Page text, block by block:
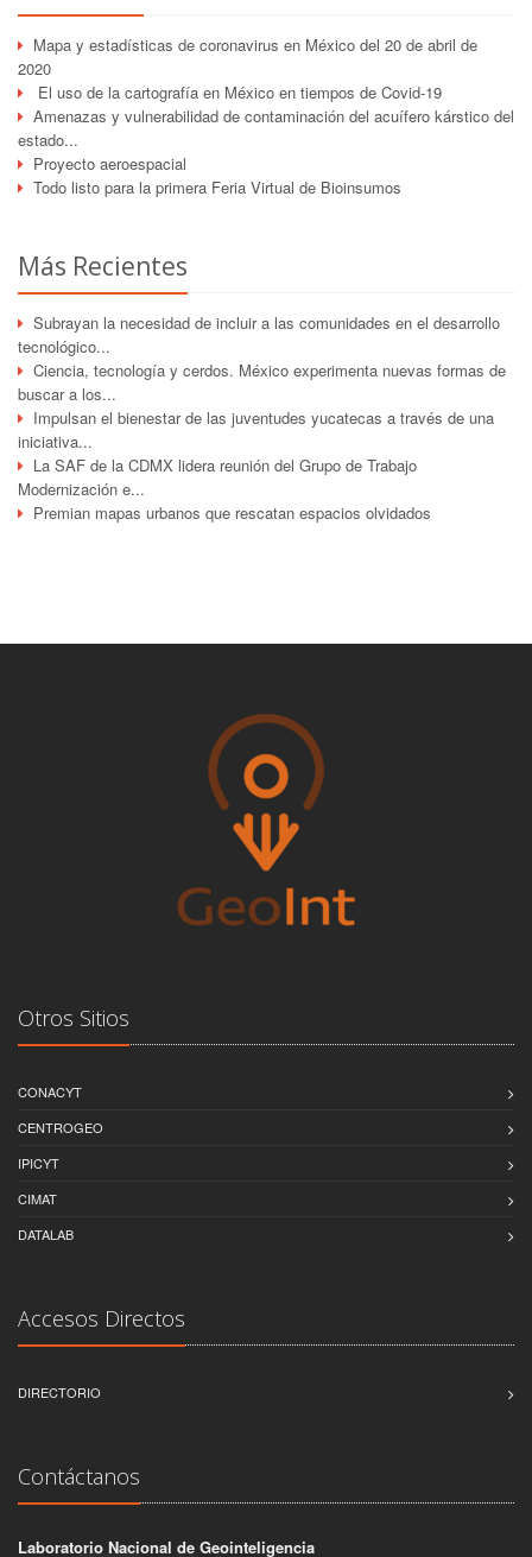
Mapa y estadísticas de coronavirus en México del 20 de abril de
2020
El uso de la cartografía en México en tiempos de Covid-19
Amenazas y vulnerabilidad de contaminación del acuífero kárstico del
estado...
Proyecto aeroespacial
Todo listo para la primera Feria Virtual de Bioinsumos
Más Recientes
Subrayan la necesidad de incluir a las comunidades en el desarrollo
tecnológico...
Ciencia, tecnología y cerdos. México experimenta nuevas formas de
buscar a los...
Impulsan el bienestar de las juventudes yucatecas a través de una
iniciativa...
La SAF de la CDMX lidera reunión del Grupo de Trabajo
Modernización e...
Premian mapas urbanos que rescatan espacios olvidados
Otros Sitios
CONACYT
CENTROGEO
IPICYT
CIMAT
DATALAB
Accesos Directos
DIRECTORIO
Contáctanos
Laboratorio Nacional de Geointeligencia